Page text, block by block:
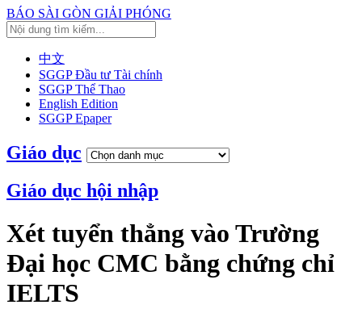
BÁO SÀI GÒN GIẢI PHÓNG
中文
SGGP Đầu tư Tài chính
SGGP Thể Thao
English Edition
SGGP Epaper
Giáo dục
Giáo dục hội nhập
Xét tuyển thẳng vào Trường
Đại học CMC bằng chứng chỉ
IELTS